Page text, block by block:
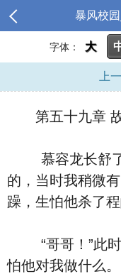
暴风校
字体： 大
上
第五十九章 故
慕容龙长舒了
的，当时我稍微
躁，生怕他杀了
“哥哥！”此时
怕他对我做什么。